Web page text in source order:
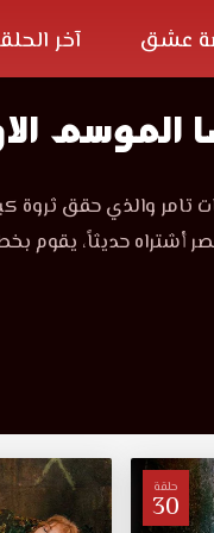
عشق آخر
الموسم
تامر والذي حقق ثروة
أشتراه حديثاً، يقوم
حلقة
30